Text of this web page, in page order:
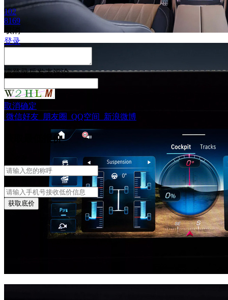
102
8169
登录
请登录后发表评论
取消确定
微信好友 朋友圈 QQ空间 新浪微博
获取最低报价
获取底价